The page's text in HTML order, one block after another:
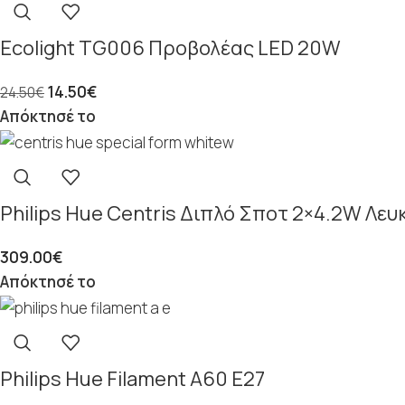
Ecolight TG006 Προβολέας LED 20W
24.50€14.50€
Απόκτησέ το
Philips Hue Centris Διπλό Σποτ 2×4.2W
309.00€
Απόκτησέ το
Philips Hue Filament A60 E27